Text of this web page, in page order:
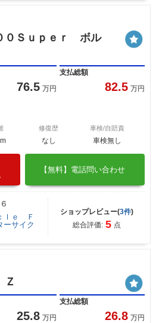
０Ｓｕｐｅｒ ボル
76.5 万円
支払総額
82.5 万円
修復歴
なし
車検/自賠責
車検無し
【無料】電話問い合わせ
ｌｅ Ｆ
サイク
ショップレビュー(3件)
総合評価: 5 点
25.8 万円
支払総額
26.8 万円